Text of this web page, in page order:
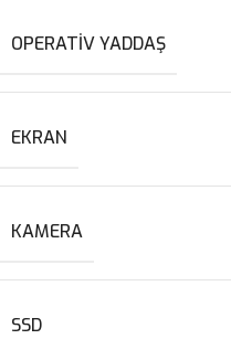
OPERATIV YADDAŞ
EKRAN
KAMERA
SSD